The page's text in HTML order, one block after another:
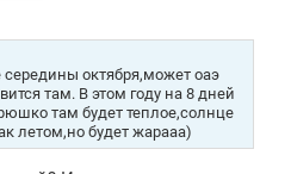
октября,может оаэ
там. В этом году на 8 дней
там будет теплое,солнце
летом,но будет жарааа)